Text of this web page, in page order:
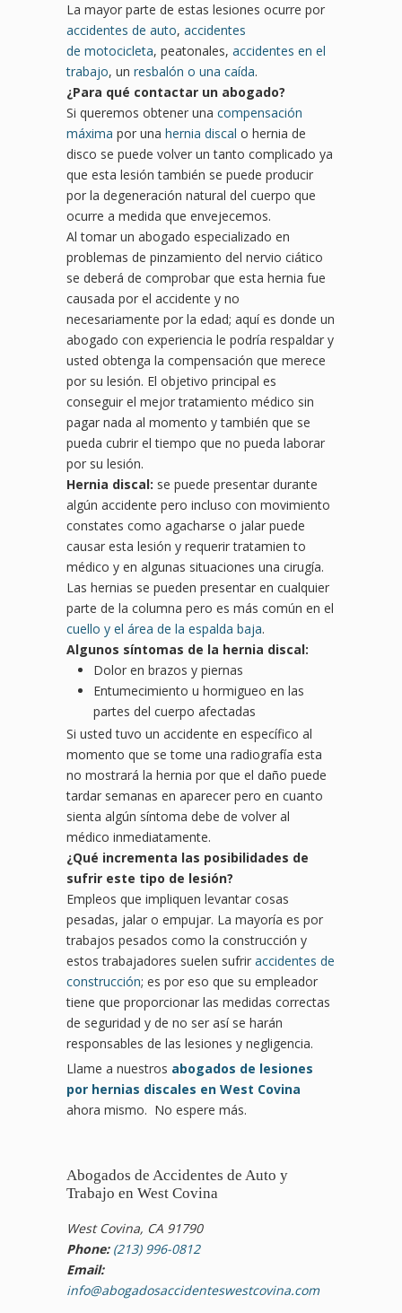
La mayor parte de estas lesiones ocurre por
accidentes de auto, accidentes
de motocicleta, peatonales, accidentes en el
trabajo, un resbalón o una caída.
¿Para qué contactar un abogado?
Si queremos obtener una compensación
máxima por una hernia discal o hernia de
disco se puede volver un tanto complicado ya
que esta lesión también se puede producir
por la degeneración natural del cuerpo que
ocurre a medida que envejecemos.
Al tomar un abogado especializado en
problemas de pinzamiento del nervio ciático
se deberá de comprobar que esta hernia fue
causada por el accidente y no
necesariamente por la edad; aquí es donde un
abogado con experiencia le podría respaldar y
usted obtenga la compensación que merece
por su lesión. El objetivo principal es
conseguir el mejor tratamiento médico sin
pagar nada al momento y también que se
pueda cubrir el tiempo que no pueda laborar
por su lesión.
Hernia discal: se puede presentar durante
algún accidente pero incluso con movimiento
constates como agacharse o jalar puede
causar esta lesión y requerir tratamien to
médico y en algunas situaciones una cirugía.
Las hernias se pueden presentar en cualquier
parte de la columna pero es más común en el
cuello y el área de la espalda baja.
Algunos síntomas de la hernia discal:
Dolor en brazos y piernas
Entumecimiento u hormigueo en las
partes del cuerpo afectadas
Si usted tuvo un accidente en específico al
momento que se tome una radiografía esta
no mostrará la hernia por que el daño puede
tardar semanas en aparecer pero en cuanto
sienta algún síntoma debe de volver al
médico inmediatamente.
¿Qué incrementa las posibilidades de
sufrir este tipo de lesión?
Empleos que impliquen levantar cosas
pesadas, jalar o empujar. La mayoría es por
trabajos pesados como la construcción y
estos trabajadores suelen sufrir accidentes de
construcción; es por eso que su empleador
tiene que proporcionar las medidas correctas
de seguridad y de no ser así se harán
responsables de las lesiones y negligencia.
Llame a nuestros abogados de lesiones
por hernias discales en West Covina
ahora mismo. No espere más.
Abogados de Accidentes de Auto y
Trabajo en West Covina
West Covina, CA 91790
Phone: (213) 996-0812
Email:
info@abogadosaccidenteswestcovina.com